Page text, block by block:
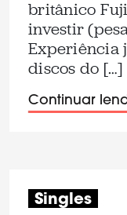
britânico
investir
Experiência
discos do […]
Continuar
Singles